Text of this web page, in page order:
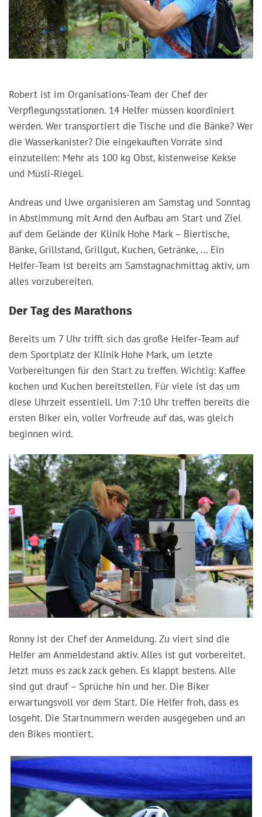
Robert ist im Organisations-Team der Chef der
Verpflegungsstationen. 14 Helfer müssen koordiniert
werden. Wer transportiert die Tische und die Bänke? Wer
die Wasserkanister? Die eingekauften Vorräte sind
einzuteilen: Mehr als 100 kg Obst, kistenweise Kekse
und Müsli-Riegel.
Andreas und Uwe organisieren am Samstag und Sonntag
in Abstimmung mit Arnd den Aufbau am Start und Ziel
auf dem Gelände der Klinik Hohe Mark – Biertische,
Bänke, Grillstand, Grillgut, Kuchen, Getränke, … Ein
Helfer-Team ist bereits am Samstagnachmittag aktiv, um
alles vorzubereiten.
Der Tag des Marathons
Bereits um 7 Uhr trifft sich das große Helfer-Team auf
dem Sportplatz der Klinik Hohe Mark, um letzte
Vorbereitungen für den Start zu treffen. Wichtig: Kaffee
kochen und Kuchen bereitstellen. Für viele ist das um
diese Uhrzeit essentiell. Um 7:10 Uhr treffen bereits die
ersten Biker ein, voller Vorfreude auf das, was gleich
beginnen wird.
Ronny ist der Chef der Anmeldung. Zu viert sind die
Helfer am Anmeldestand aktiv. Alles ist gut vorbereitet.
Jetzt muss es zack zack gehen. Es klappt bestens. Alle
sind gut drauf – Sprüche hin und her. Die Biker
erwartungsvoll vor dem Start. Die Helfer froh, dass es
losgeht. Die Startnummern werden ausgegeben und an
den Bikes montiert.